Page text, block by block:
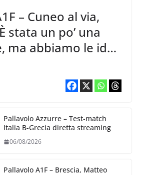
– Cuneo al via,
stata un po’ una
ma abbiamo le idee
vogliamo fare”
Pallavolo Azzurre – Test-match
Italia B-Grecia diretta streaming
06/08/2026
Pallavolo A1F – Brescia, Matteo